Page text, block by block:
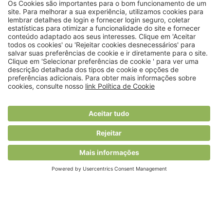
© 2018 Viver Saudável
O portal dos profissionais de nutrição